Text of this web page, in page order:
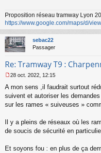
Proposition réseau tramway Lyon
https://www.google.com/maps/d/
sebac22
Passager
Re: Tramway T9 :
e
s
s
e
n
n
28 oct. 2022, 12:15
A mon sens ,il faudrait surtout
suivent et autoriser les
sur les rames « suiveuses »
Il y a pleins de réseaux où les
de soucis de sécurité en
Et soyons fou : en plus de ça